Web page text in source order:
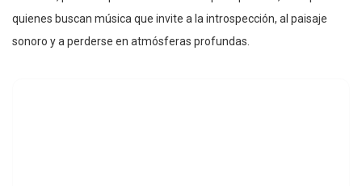
quienes buscan música que invite a la introspección, al paisaje
sonoro y a perderse en atmósferas profundas.